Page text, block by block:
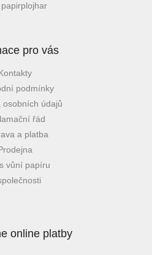
papirplojhar
pro vás
podmínky
osobních údajů
řád
a platba
vůní papíru
online platby